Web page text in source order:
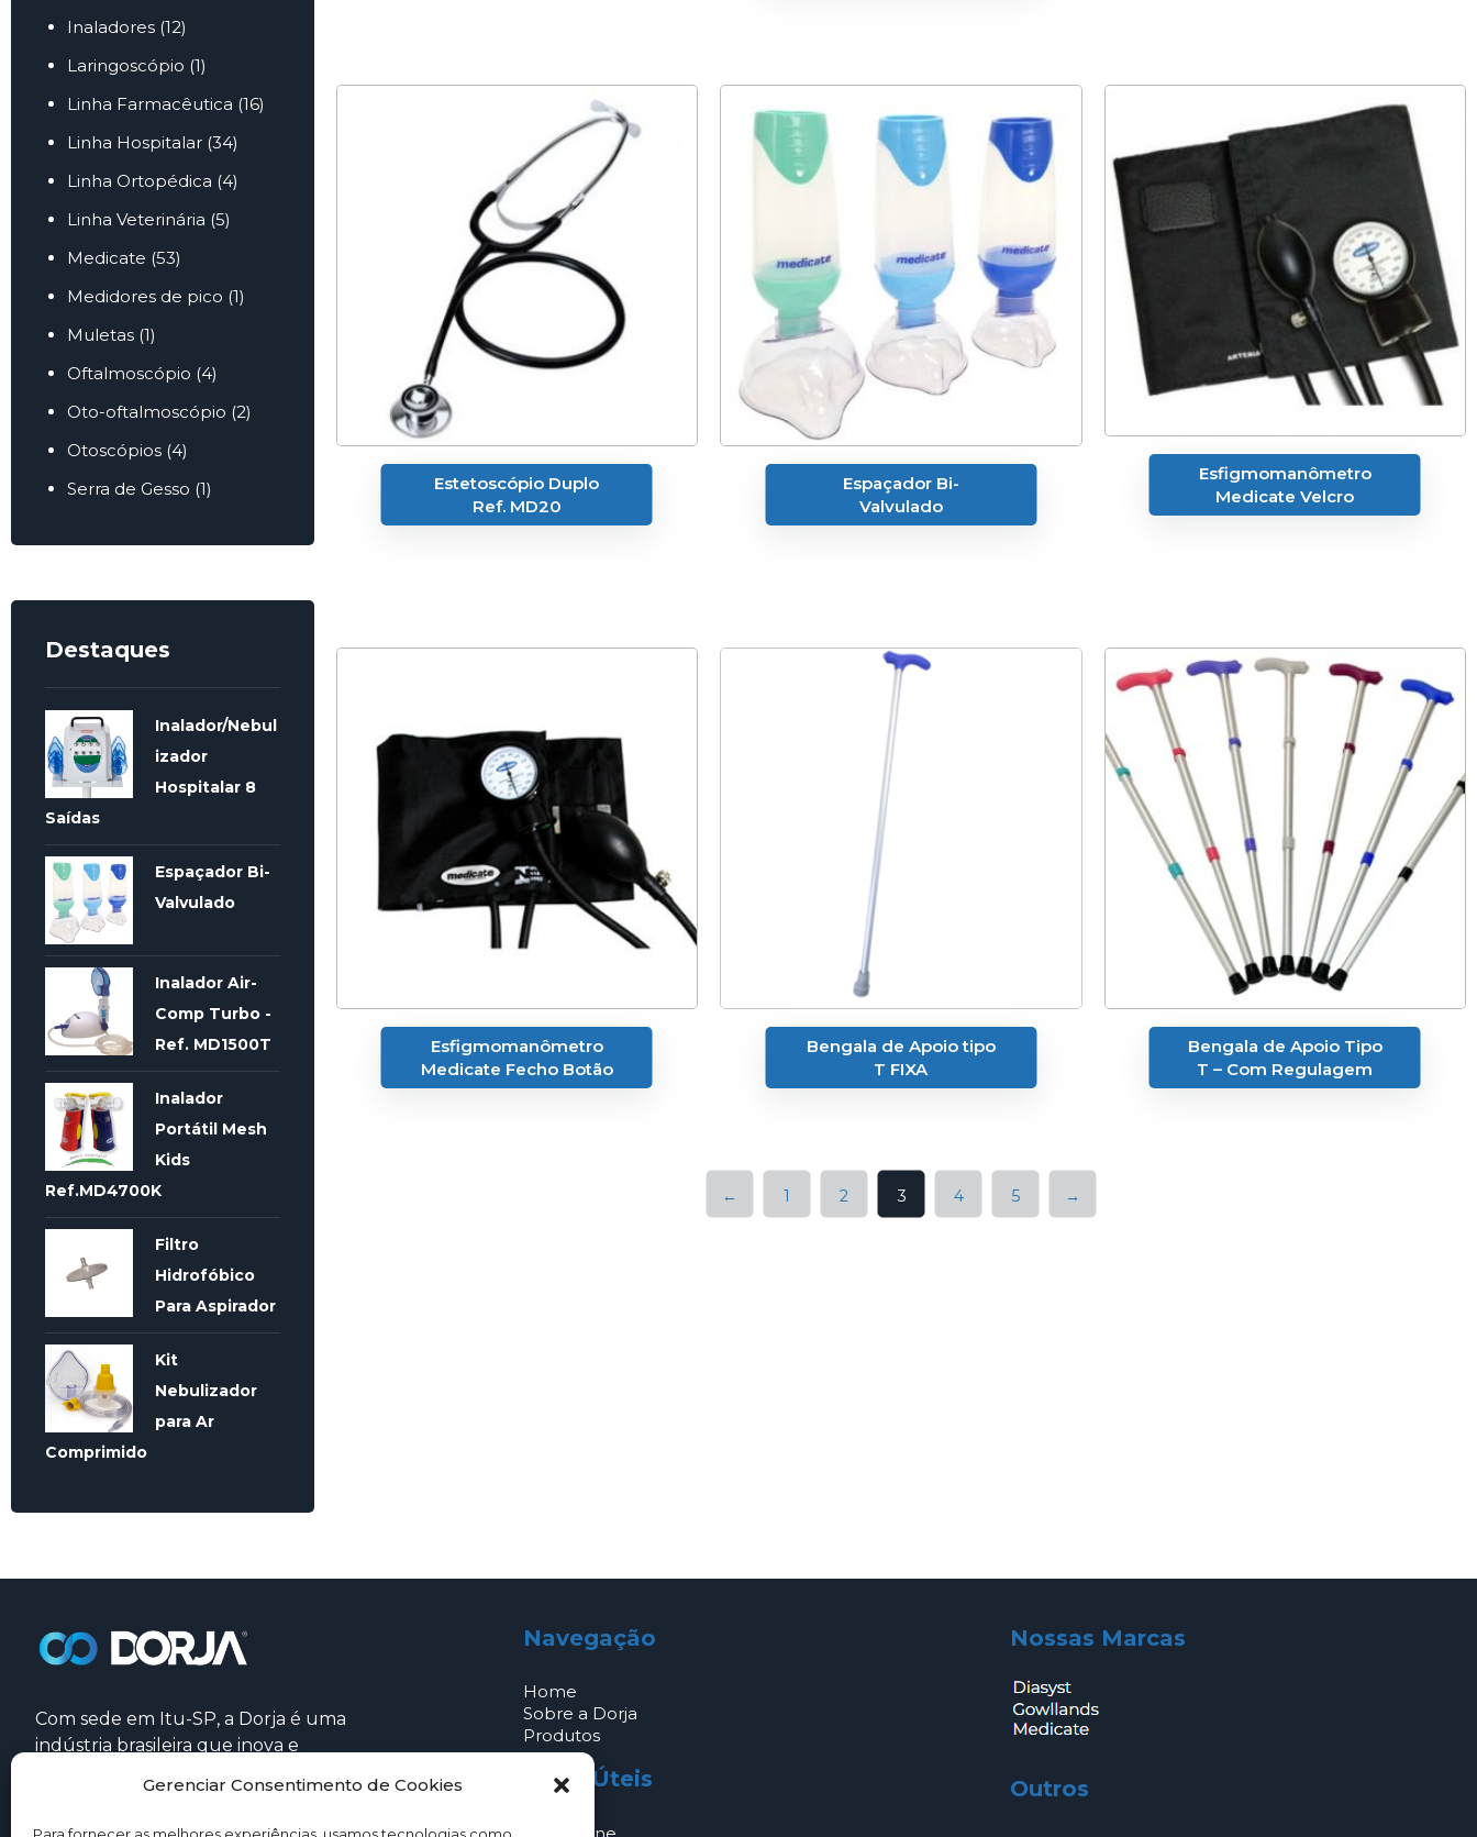
Gerenciar Consentimento de Cookies
Inaladores (12)
Laringoscópio (1)
Linha Farmacêutica (16)
Linha Hospitalar (34)
Linha Ortopédica (4)
Linha Veterinária (5)
Medicate (53)
Medidores de pico (1)
Muletas (1)
Oftalmoscópio (4)
Oto-oftalmoscópio (2)
Otoscópios (4)
Serra de Gesso (1)
Destaques
Inalador/Nebul
izador
Hospitalar 8
Saídas
Espaçador Bi-
Valvulado
Inalador Air-
Comp Turbo -
Ref. MD1500T
Inalador
Portátil Mesh
Kids
Ref.MD4700K
Filtro
Hidrofóbico
Para Aspirador
Kit
Nebulizador
para Ar
Comprimido
Estetoscópio Duplo
Ref. MD20
Espaçador Bi-
Valvulado
Esfigmomanômetro
Medicate Velcro
Esfigmomanômetro
Medicate Fecho Botão
Bengala de Apoio tipo
T FIXA
Bengala de Apoio Tipo
T – Com Regulagem
← 1 2 3 4 5 →
Com sede em Itu-SP, a Dorja é uma
indústria brasileira que inova e
hospitalares com tecnologia
alinhada aos padrões internacionais.
Navegação
Home
Sobre a Dorja
Produtos
Links Úteis
Nossas Marcas
Outros